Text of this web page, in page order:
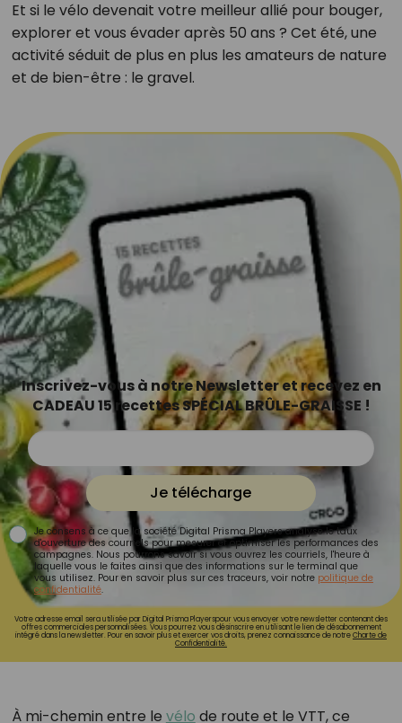
Et si le vélo devenait votre meilleur allié pour bouger,
explorer et vous évader après 50 ans ? Cet été, une
activité séduit de plus en plus les amateurs de nature
et de bien-être : le gravel.
Inscrivez-vous à notre Newsletter et recevez en
CADEAU 15 recettes SPÉCIAL BRÛLE-GRAISSE !
Je télécharge
Je consens à ce que la société Digital Prisma Players analyse le taux
d'ouverture des courriels pour mesurer et optimiser les performances des
campagnes. Nous pourrons savoir si vous ouvrez les courriels, l'heure à
laquelle vous le faites ainsi que des informations sur le terminal que
vous utilisez. Pour en savoir plus sur ces traceurs, voir notre politique de
confidentialité.
Votre adresse email sera utilisée par Digital Prisma Playerspour vous envoyer votre newsletter contenant des
offres commerciales personnalisées. Vous pourrez vous désinscrire en utilisant le lien de désabonnement
intégré dans la newsletter. Pour en savoir plus et exercer vos droits, prenez connaissance de notreCharte de
Confidentialité.
À mi-chemin entre le vélo de route et le VTT, ce